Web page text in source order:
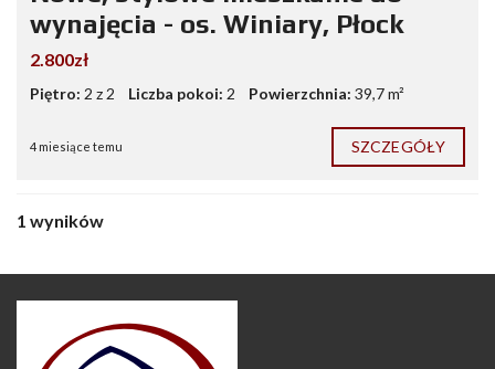
wynajęcia - os. Winiary, Płock
2.800zł
Piętro: 2 z 2 Liczba pokoi: 2 Powierzchnia: 39,7 m²
4 miesiące temu SZCZEGÓŁY
1 wyników